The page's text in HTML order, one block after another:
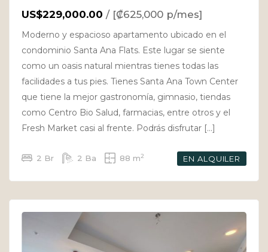
US$229,000.00 / [₡625,000 p/mes]
Moderno y espacioso apartamento ubicado en el
condominio Santa Ana Flats. Este lugar se siente
como un oasis natural mientras tienes todas las
facilidades a tus pies. Tienes Santa Ana Town Center
que tiene la mejor gastronomía, gimnasio, tiendas
como Centro Bio Salud, farmacias, entre otros y el
Fresh Market casi al frente. Podrás disfrutar […]
2 Br 2 Ba 88 m2 EN ALQUILER